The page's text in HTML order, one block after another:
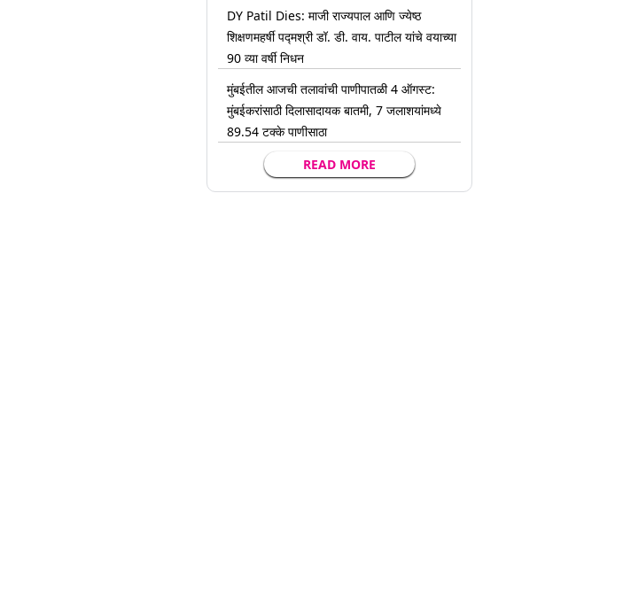
DY Patil Dies: माजी राज्यपाल आणि ज्येष्ठ
शिक्षणमहर्षी पद्मश्री डॉ. डी. वाय. पाटील यांचे वयाच्या
90 व्या वर्षी निधन
मुंबईतील आजची तलावांची पाणीपातळी 4 ऑगस्ट:
मुंबईकरांसाठी दिलासादायक बातमी, 7 जलाशयांमध्ये
89.54 टक्के पाणीसाठा
READ MORE